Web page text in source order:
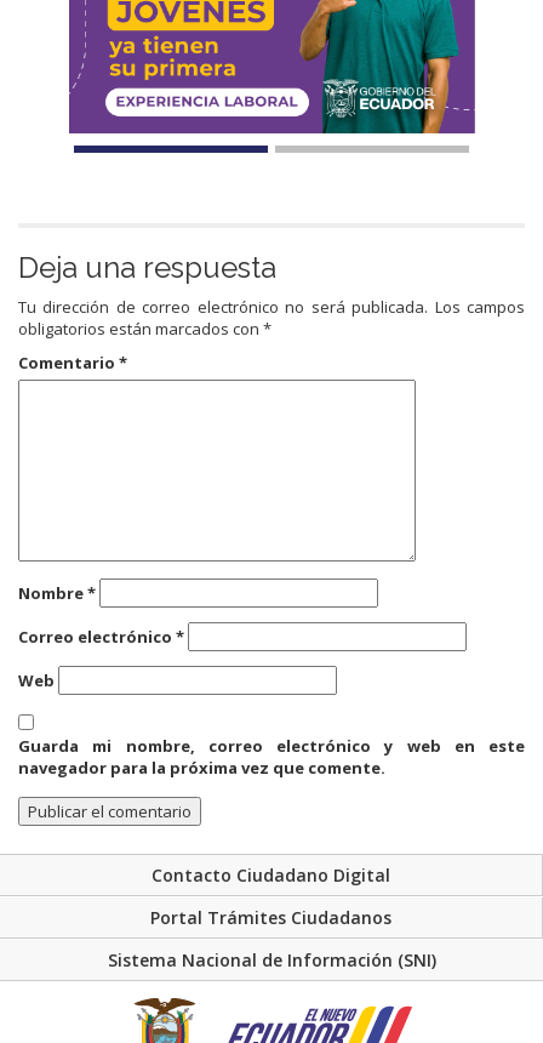
Deja una respuesta
Tu dirección de correo electrónico no será publicada. Los campos
obligatorios están marcados con *
Comentario *
Nombre*
Correo electrónico *
Web
Guarda mi nombre, correo electrónico y web en este
navegador para la próxima vez que comente.
Contacto Ciudadano Digital
Portal Trámites Ciudadanos
Sistema Nacional de Información (SNI)